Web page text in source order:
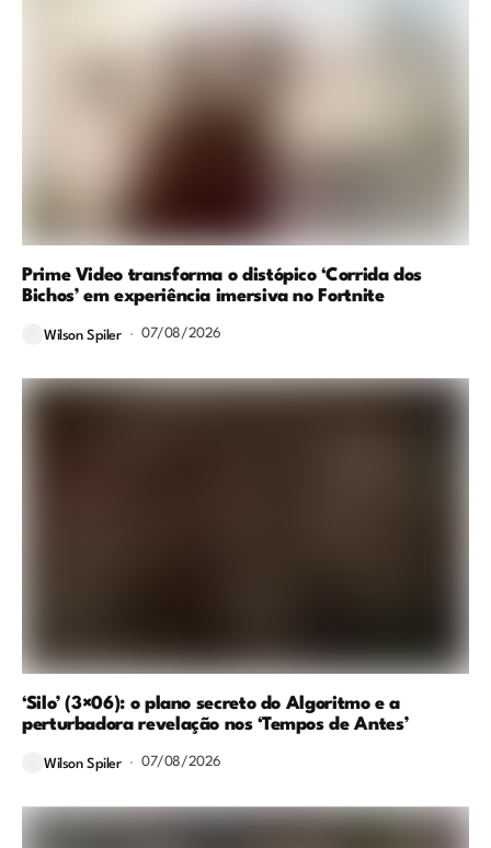
Prime Video transforma o distópico ‘Corrida dos
Bichos’ em experiência imersiva no Fortnite
Wilson Spiler 07/08/2026
‘Silo’ (3×06): o plano secreto do Algoritmo e a
perturbadora revelação nos ‘Tempos de Antes’
Wilson Spiler 07/08/2026